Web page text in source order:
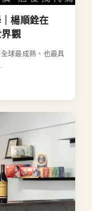
楊順銓在
觀
球最成熟、也最具